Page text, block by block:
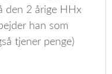
den 2 årige HHx
han som
tjener penge)